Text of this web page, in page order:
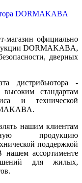
магазин официально
DORMAKABA,
дверных
дистрибьютора -
высоким стандартам
и технической
нашим клиентам
продукцию
поддержкой
нашем ассортименте
для жилых,